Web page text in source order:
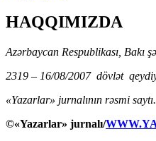
HAQQIMIZDA
Azərbaycan Respublikası, Bakı
2319 – 16/08/2007 dövlət
«Yazarlar» jurnalının rəsmi saytı.
©«Yazarlar» jurnalı/